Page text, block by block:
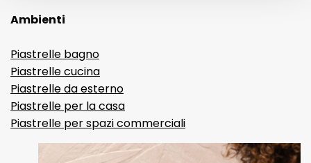
Ambienti
Piastrelle bagno
Piastrelle cucina
Piastrelle da esterno
Piastrelle per la casa
Piastrelle per spazi commerciali